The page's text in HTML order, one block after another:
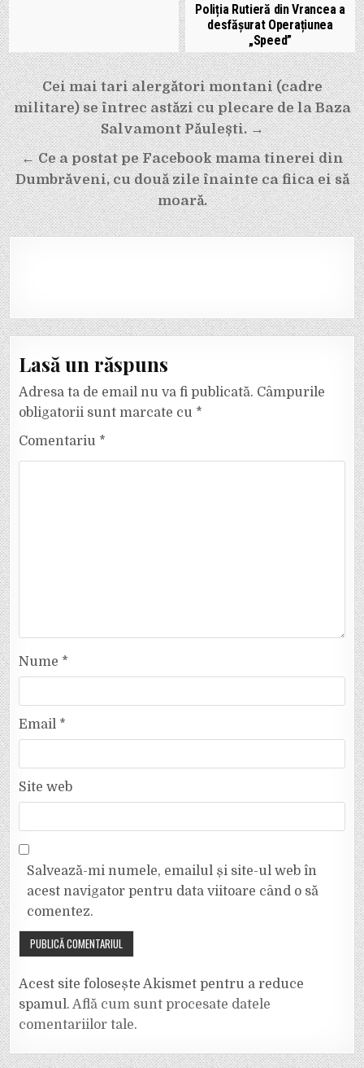
Poliția Rutieră din Vrancea a
desfășurat Operațiunea
„Speed”
Navigare
în
articole
Cei mai tari alergători montani (cadre
militare) se întrec astăzi cu plecare de la Baza
Salvamont Păulești. →
← Ce a postat pe Facebook mama tinerei din
Dumbrăveni, cu două zile înainte ca fiica ei să
moară.
Lasă un răspuns
Adresa ta de email nu va fi publicată. Câmpurile
obligatorii sunt marcate cu *
Comentariu *
Nume *
Email *
Site web
Salvează-mi numele, emailul și site-ul web în
acest navigator pentru data viitoare când o să
comentez.
Acest site folosește Akismet pentru a reduce
spamul.Află cum sunt procesate datele
comentariilor tale.